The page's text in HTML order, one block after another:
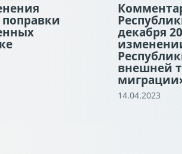
декабря
внешней
14.04.2023